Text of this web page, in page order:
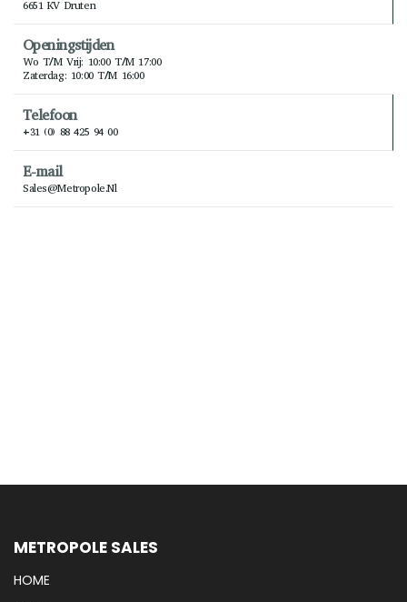
6651 KV Druten
Openingstijden
Wo T/m Vrij: 10:00 T/m 17:00
Zaterdag: 10:00 T/m 16:00
Telefoon
+31 (0) 88 425 94 00
E-mail
Sales@metropole.nl
METROPOLE SALES
HOME